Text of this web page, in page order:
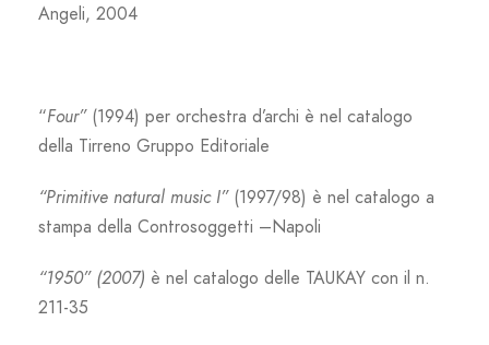
Angeli, 2004
“Four”(1994) per orchestra d’archi è nel catalogo
della Tirreno Gruppo Editoriale
“Primitive natural music I”(1997/98) è nel catalogo a
stampa della Controsoggetti –Napoli
“1950” (2007) è nel catalogo delle TAUKAY con il n.
211-35